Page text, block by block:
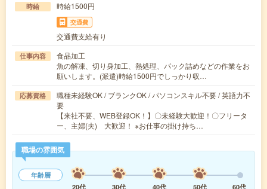
時給 時給1500円
交通費
交通費支給有り
仕事内容
食品加工
魚の解凍、切り身加工、熱処理、パック詰めなどの作業をお
願いします。(派遣)時給1500円でしっかり収…
応募資格
職種未経験OK / ブランクOK / パソコンスキル不要 / 英語力不
要
【来社不要、WEB登録OK！】〇未経験大歓迎！〇フリータ
ー、主婦(夫) 大歓迎！ ※お仕事の掛け持ち…
職場の雰囲気
年齢層
20代
30代 40代 50代 60代